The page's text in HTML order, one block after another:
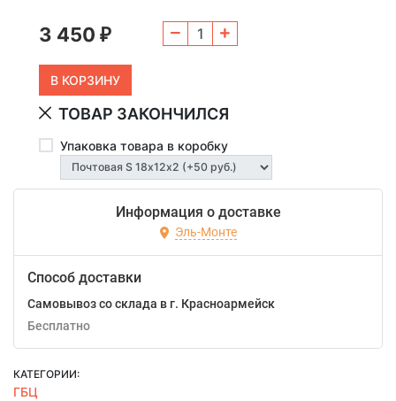
3 450 ₽
ТОВАР ЗАКОНЧИЛСЯ
Упаковка товара в коробку
Информация о доставке
Эль-Монте
Способ доставки
Самовывоз со склада в г. Красноармейск
Бесплатно
КАТЕГОРИИ:
ГБЦ